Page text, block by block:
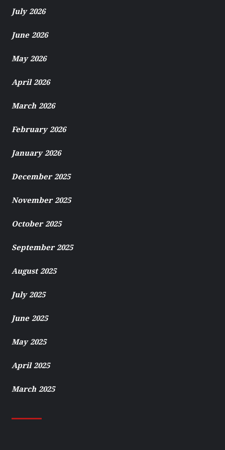
July 2026
June 2026
May 2026
April 2026
March 2026
February 2026
January 2026
December 2025
November 2025
October 2025
September 2025
August 2025
July 2025
June 2025
May 2025
April 2025
March 2025